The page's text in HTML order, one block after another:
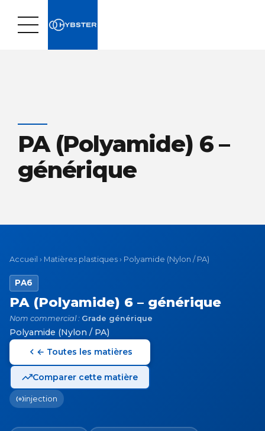
PA (Polyamide) 6 –
générique
Accueil › Matières plastiques › Polyamide (Nylon / PA)
PA6
PA (Polyamide) 6 – générique
Nom commercial : Grade générique
Polyamide (Nylon / PA)
← Toutes les matières
Comparer cette matière
injection